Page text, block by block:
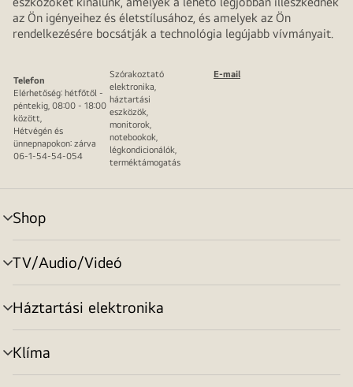
az Ön igényeihez és életstílusához, és amelyek az Ön
rendelkezésére bocsátják a technológia legújabb vívmányait.
Telefon
Elérhetőség: hétfőtől -
péntekig, 08:00 - 18:00
között,
Hétvégén és
ünnepnapokon: zárva
06-1-54-54-054
Szórakoztató
elektronika,
háztartási
eszközök,
monitorok,
notebookok,
légkondicionálók,
terméktámogatás
E-mail
Shop
menu
toggle
TV/Audio/Videó
menu
toggle
Háztartási elektronika
menu
toggle
Klíma
menu
toggle